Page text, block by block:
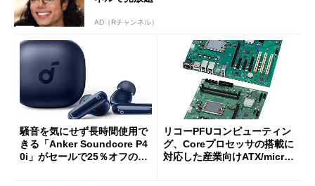
AD（Rチャンネル）
騒音を気にせず長時間使用で
きる「Anker Soundcore P4
0i」がセールで25％オフの59
リコーPFUコンピューティン
グ、Coreプロセッサの搭載に
対応した産業向けATX/micro